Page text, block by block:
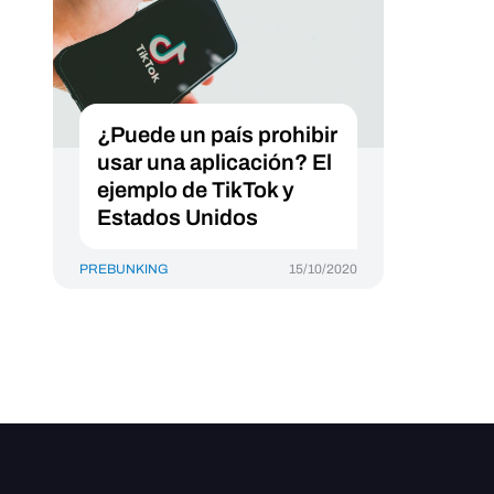
¿Puede un país prohibir
usar una aplicación? El
ejemplo de TikTok y
Estados Unidos
PREBUNKING 15/10/2020